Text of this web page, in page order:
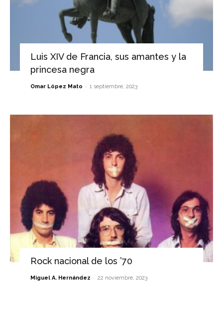
Luis XIV de Francia, sus amantes y la
princesa negra
Omar López Mato - 1 septiembre, 2023
Rock nacional de los ’70
Miguel A. Hernández - 22 noviembre, 2023